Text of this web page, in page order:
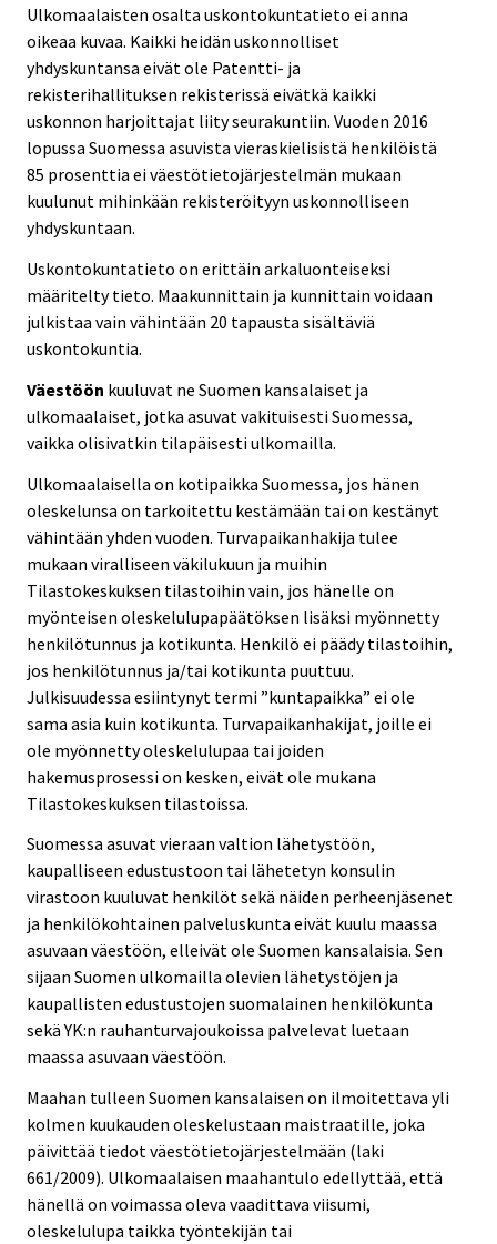
Ulkomaalaisten osalta uskontokuntatieto ei anna
oikeaa kuvaa. Kaikki heidän uskonnolliset
yhdyskuntansa eivät ole Patentti- ja
rekisterihallituksen rekisterissä eivätkä kaikki
uskonnon harjoittajat liity seurakuntiin. Vuoden 2016
lopussa Suomessa asuvista vieraskielisistä henkilöistä
85 prosenttia ei väestötietojärjestelmän mukaan
kuulunut mihinkään rekisteröityyn uskonnolliseen
yhdyskuntaan.
Uskontokuntatieto on erittäin arkaluonteiseksi
määritelty tieto. Maakunnittain ja kunnittain voidaan
julkistaa vain vähintään 20 tapausta sisältäviä
uskontokuntia.
Väestöön kuuluvat ne Suomen kansalaiset ja
ulkomaalaiset, jotka asuvat vakituisesti Suomessa,
vaikka olisivatkin tilapäisesti ulkomailla.
Ulkomaalaisella on kotipaikka Suomessa, jos hänen
oleskelunsa on tarkoitettu kestämään tai on kestänyt
vähintään yhden vuoden. Turvapaikanhakija tulee
mukaan viralliseen väkilukuun ja muihin
Tilastokeskuksen tilastoihin vain, jos hänelle on
myönteisen oleskelulupapäätöksen lisäksi myönnetty
henkilötunnus ja kotikunta. Henkilö ei päädy tilastoihin,
jos henkilötunnus ja/tai kotikunta puuttuu.
Julkisuudessa esiintynyt termi ”kuntapaikka” ei ole
sama asia kuin kotikunta. Turvapaikanhakijat, joille ei
ole myönnetty oleskelulupaa tai joiden
hakemusprosessi on kesken, eivät ole mukana
Tilastokeskuksen tilastoissa.
Suomessa asuvat vieraan valtion lähetystöön,
kaupalliseen edustustoon tai lähetetyn konsulin
virastoon kuuluvat henkilöt sekä näiden perheenjäsenet
ja henkilökohtainen palveluskunta eivät kuulu maassa
asuvaan väestöön, elleivät ole Suomen kansalaisia. Sen
sijaan Suomen ulkomailla olevien lähetystöjen ja
kaupallisten edustustojen suomalainen henkilökunta
sekä YK:n rauhanturvajoukoissa palvelevat luetaan
maassa asuvaan väestöön.
Maahan tulleen Suomen kansalaisen on ilmoitettava yli
kolmen kuukauden oleskelustaan maistraatille, joka
päivittää tiedot väestötietojärjestelmään (laki
661/2009). Ulkomaalaisen maahantulo edellyttää, että
hänellä on voimassa oleva vaadittava viisumi,
oleskelulupa taikka työntekijän tai